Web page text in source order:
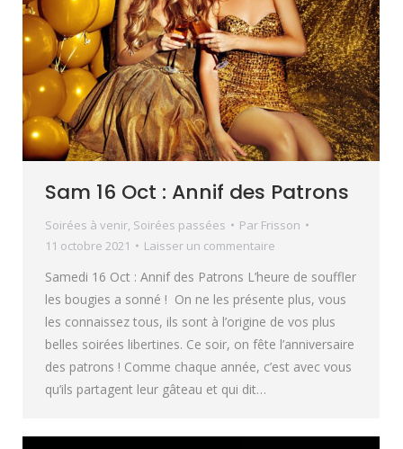
Sam 16 Oct : Annif des Patrons
Soirées à venir, Soirées passées Par Frisson
11 octobre 2021
Laisser un commentaire
Samedi 16 Oct : Annif des Patrons L’heure de souffler
les bougies a sonné ! On ne les présente plus, vous
les connaissez tous, ils sont à l’origine de vos plus
belles soirées libertines. Ce soir, on fête l’anniversaire
des patrons ! Comme chaque année, c’est avec vous
qu’ils partagent leur gâteau et qui dit…